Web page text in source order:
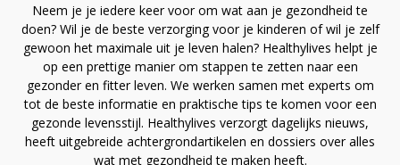
Neem je je iedere keer voor om wat aan je gezondheid te
doen? Wil je de beste verzorging voor je kinderen of wil je zelf
gewoon het maximale uit je leven halen? Healthylives helpt je
op een prettige manier om stappen te zetten naar een
gezonder en fitter leven. We werken samen met experts om
tot de beste informatie en praktische tips te komen voor een
gezonde levensstijl. Healthylives verzorgt dagelijks nieuws,
heeft uitgebreide achtergrondartikelen en dossiers over alles
wat met gezondheid te maken heeft.